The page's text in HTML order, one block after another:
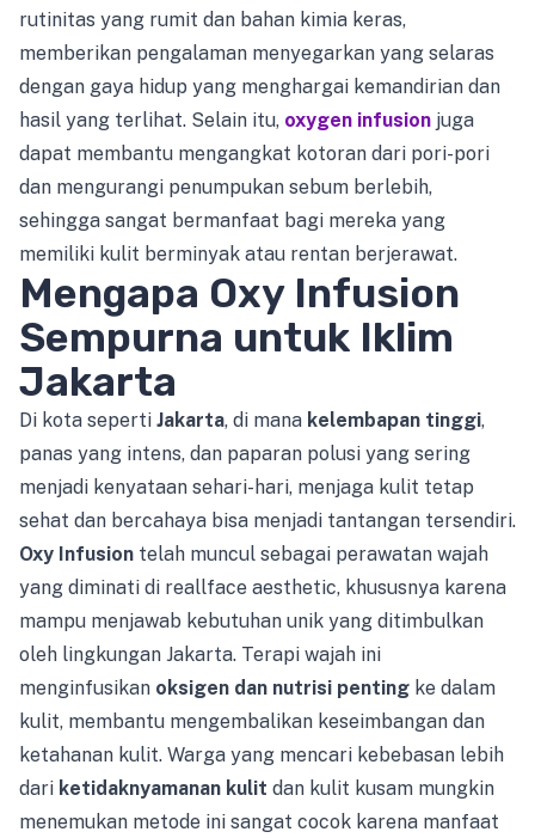
rutinitas yang rumit dan bahan kimia keras,
memberikan pengalaman menyegarkan yang selaras
dengan gaya hidup yang menghargai kemandirian dan
hasil yang terlihat. Selain itu, oxygen infusion juga
dapat membantu mengangkat kotoran dari pori-pori
dan mengurangi penumpukan sebum berlebih,
sehingga sangat bermanfaat bagi mereka yang
memiliki kulit berminyak atau rentan berjerawat.
Mengapa Oxy Infusion
Sempurna untuk Iklim
Jakarta
Di kota seperti Jakarta, di mana kelembapan tinggi,
panas yang intens, dan paparan polusi yang sering
menjadi kenyataan sehari-hari, menjaga kulit tetap
sehat dan bercahaya bisa menjadi tantangan tersendiri.
Oxy Infusion telah muncul sebagai perawatan wajah
yang diminati di reallface aesthetic, khususnya karena
mampu menjawab kebutuhan unik yang ditimbulkan
oleh lingkungan Jakarta. Terapi wajah ini
menginfusikan oksigen dan nutrisi penting ke dalam
kulit, membantu mengembalikan keseimbangan dan
ketahanan kulit. Warga yang mencari kebebasan lebih
dari ketidaknyamanan kulit dan kulit kusam mungkin
menemukan metode ini sangat cocok karena manfaat